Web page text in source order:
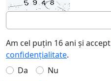
Am cel puțin 16 ani și accept
confidențialitate.
Da
Nu